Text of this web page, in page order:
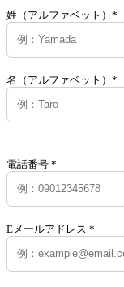
姓（アルファベット）*
名（アルファベット）*
電話番号 *
Eメールアドレス *